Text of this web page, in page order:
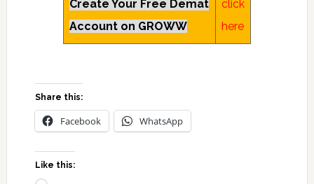
Create Your Free Demat
Account on GROWW
click
here
Share this:
Facebook WhatsApp
Like this: